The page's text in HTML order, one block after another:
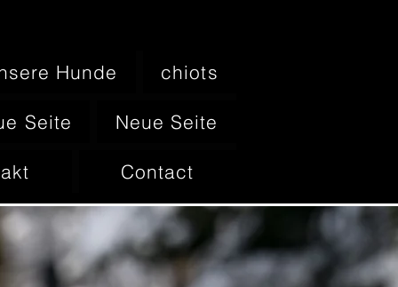
Hunde chiots
Seite Neue Seite
Contact